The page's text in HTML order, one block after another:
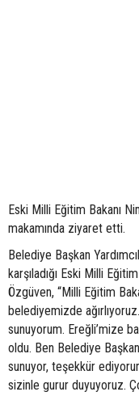
Eski Milli Eğitim Bakanı
makamında ziyaret etti.
Belediye Başkan
karşıladığı Eski Milli
Özgüven, “Milli Eğitim
belediyemizde
sunuyorum. Ereğli’mize
oldu. Ben Belediye
sunuyor, teşekkür
sizinle gurur duyuyoruz.